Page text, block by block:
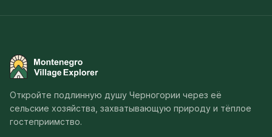
Montenegro Village Explorer
Откройте подлинную душу Черногории через её
сельские хозяйства, захватывающую природу и тёплое
гостеприимство.